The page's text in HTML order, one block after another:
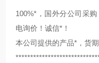
100%*，国外分公司采
电询价！诚信*！
本公司提供的产品*，货